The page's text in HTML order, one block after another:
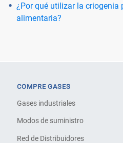
¿Por qué utilizar la criogenia
alimentaria?
COMPRE GASES
Gases industriales
Modos de suministro
Red de Distribuidores